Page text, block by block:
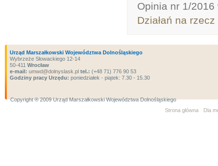
Opinia nr 1/2016
Działań na
Urząd Marszałkowski Województwa Dolnośląskiego
Wybrzeże Słowackiego 12-14
50-411 Wrocław
e-mail: umwd@dolnyslask.pl tel.: (+48 71) 776 90 53
Godziny pracy Urzędu: poniedziałek - piątek: 7.30 - 15.30
Copyright ® 2009 Urząd Marszałkowski Województwa Dolnośląskiego
Strona główna
Dla